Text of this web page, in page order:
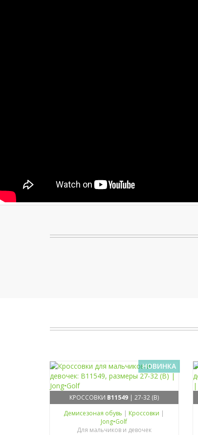
НОВИНКА
КРОССОВКИ B11549| 27-32 (B)
Демисезоная обувь | Кроссовки |
Jong•Golf
Для мальчиков и девочек